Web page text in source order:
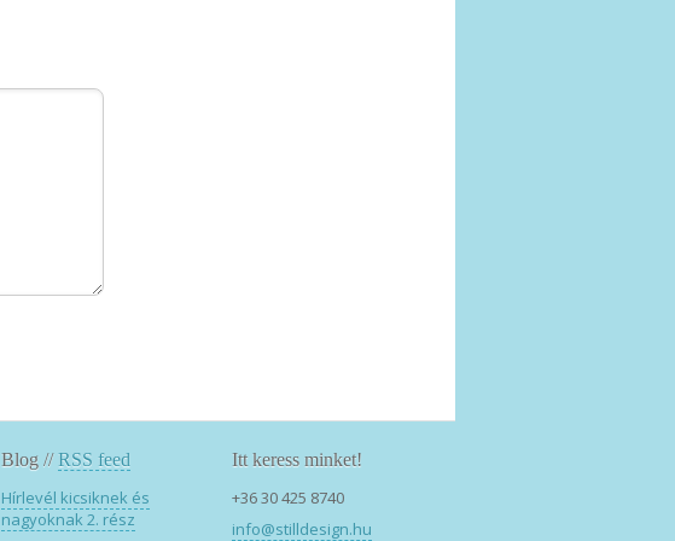
Blog //RSS feed
Hírlevél kicsiknek és
nagyoknak 2. rész
Itt keress minket!
+36 30 425 8740
info@stilldesign.hu